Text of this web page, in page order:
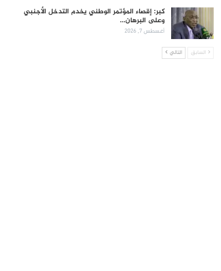
كبر: إقصاء المؤتمر الوطني يخدم التدخل الأجنبي
وعلى البرهان…
أغسطس 7, 2026
السابق التالي